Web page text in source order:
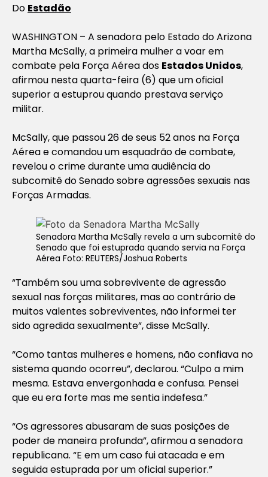
Do Estadão
WASHINGTON – A senadora pelo Estado do Arizona
Martha McSally, a primeira mulher a voar em
combate pela Força Aérea dos Estados Unidos,
afirmou nesta quarta-feira (6) que um oficial
superior a estuprou quando prestava serviço
militar.
McSally, que passou 26 de seus 52 anos na Força
Aérea e comandou um esquadrão de combate,
revelou o crime durante uma audiência do
subcomitê do Senado sobre agressões sexuais nas
Forças Armadas.
Senadora Martha McSally revela a um subcomitê do
Senado que foi estuprada quando servia na Força
Aérea Foto: REUTERS/Joshua Roberts
“Também sou uma sobrevivente de agressão
sexual nas forças militares, mas ao contrário de
muitos valentes sobreviventes, não informei ter
sido agredida sexualmente”, disse McSally.
“Como tantas mulheres e homens, não confiava no
sistema quando ocorreu”, declarou. “Culpo a mim
mesma. Estava envergonhada e confusa. Pensei
que eu era forte mas me sentia indefesa.”
“Os agressores abusaram de suas posições de
poder de maneira profunda”, afirmou a senadora
republicana. “E em um caso fui atacada e em
seguida estuprada por um oficial superior.”